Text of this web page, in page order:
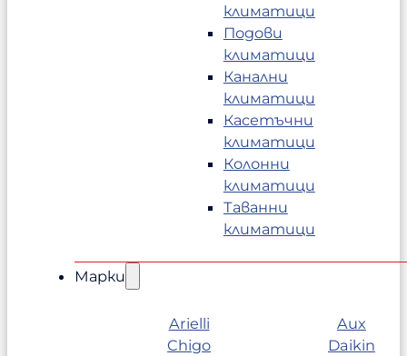
климатици
Подови
климатици
Канални
климатици
Касетъчни
климатици
Колонни
климатици
Таванни
климатици
Марки
Arielli
Aux
Chigo
Daikin